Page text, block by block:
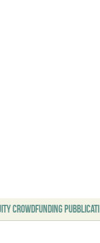
Crowdfunding Pubblicati